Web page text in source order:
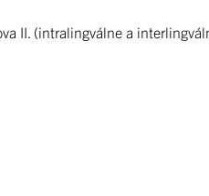
II. (intralingválne a